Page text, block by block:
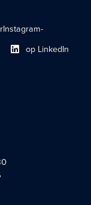
Instagram-
Link naar sociaal
op LinkedIn